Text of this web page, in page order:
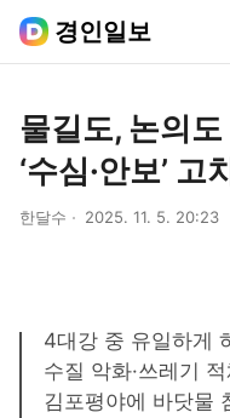
경인일보
물길도, 논의
‘수심·안보’
한달수 2025. 11. 5. 20:23
4대강 중 유일하게
수질 악화·쓰레기 적
김포평야에 바닷물